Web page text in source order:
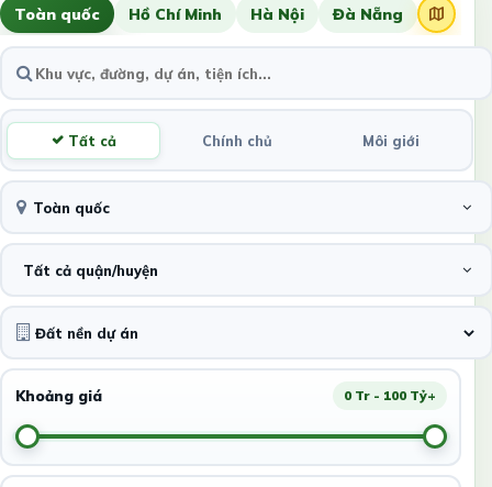
Toàn quốc Hồ Chí Minh Hà Nội Đà Nẵng
Tất cả Chính chủ Môi giới
Toàn quốc
Tất cả quận/huyện
Khoảng giá 0 Tr - 100 Tỷ+